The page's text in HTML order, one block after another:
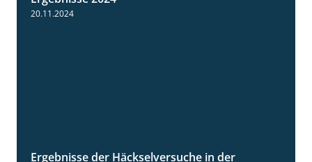
20.11.2024